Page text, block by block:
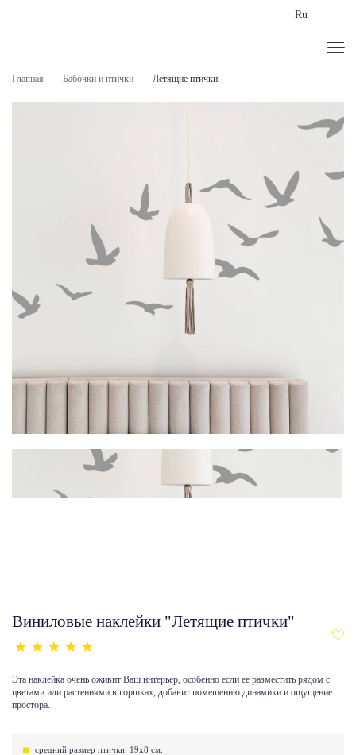
Ru
Главная Бабочки и птички Летящие птички
Виниловые наклейки "Летящие птички"
Эта наклейка очень оживит Ваш интерьер, особенно если ее разместить рядом с
цветами или растениями в горшках, добавит помещению динамики и ощущение
простора.
средний размер птички: 19х8 см.